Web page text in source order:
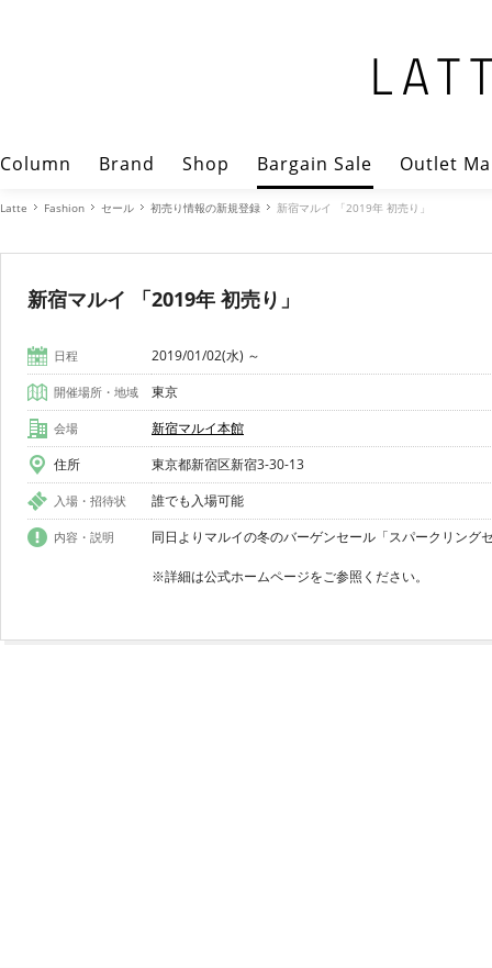
Column Brand Shop Bargain Sale Outlet
Latte Fashion セール 初売り情報の新規登録 新宿マルイ 「2019年 初売り」
新宿マルイ 「2019年 初売り」
日程 2019/01/02(水) ～
開催場所・地域 東京
会場
新宿マルイ本館
住所
東京都新宿区新宿3-30-13
入場・招待状 誰でも入場可能
内容・説明 同日よりマルイの冬のバーゲンセール「スパークリング
※詳細は公式ホームページをご参照ください。